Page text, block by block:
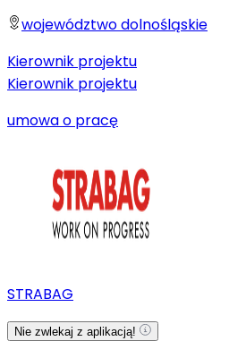
województwo dolnośląskie
Kierownik projektu
Kierownik projektu
umowa o pracę
STRABAG
Nie zwlekaj z aplikacją!